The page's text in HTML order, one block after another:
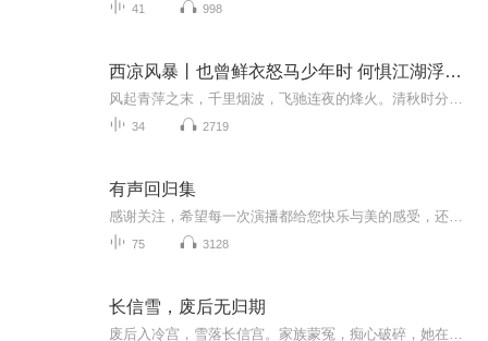
41 998
西凉风暴丨也曾鲜衣怒马少年时 何惧江湖浮沉催白发
34 2719
有声回归集
75 3128
长信雪，废后无归期